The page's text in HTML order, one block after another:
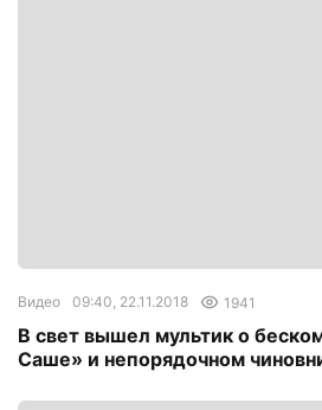
Видео 09:40, 22.11.2018 1941
В свет вышел мультик о
Саше» и непорядочном